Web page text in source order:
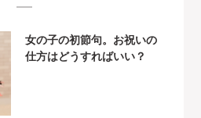
女の子の初節句。お祝いの
仕方はどうすればいい？